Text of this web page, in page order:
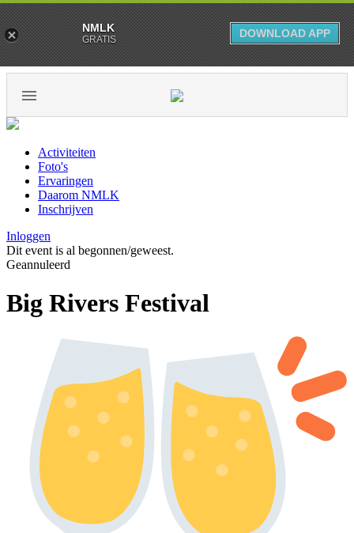
Activiteiten
Foto's
Ervaringen
Daarom NMLK
Inschrijven
Inloggen
Dit event is al begonnen/geweest.
Geannuleerd
Big Rivers Festival
NMLK
GRATIS DOWNLOAD APP